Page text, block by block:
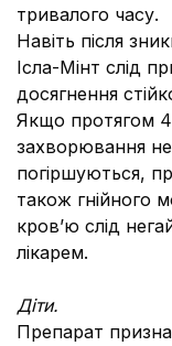
тривалого часу.
Навіть після
Ісла-Мінт слід
досягнення
Якщо протягом 4
захворювання
погіршуються,
також гнійного
кров’ю слід
лікарем.
Діти.
Препарат